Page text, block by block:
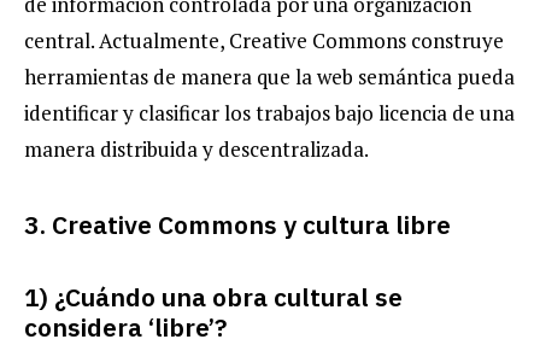
central. Actualmente, Creative Commons construye
herramientas de manera que la web semántica pueda
identificar y clasificar los trabajos bajo licencia de una
manera distribuida y descentralizada.
3. Creative Commons y cultura libre
1) ¿Cuándo una obra cultural se
considera ‘libre’?